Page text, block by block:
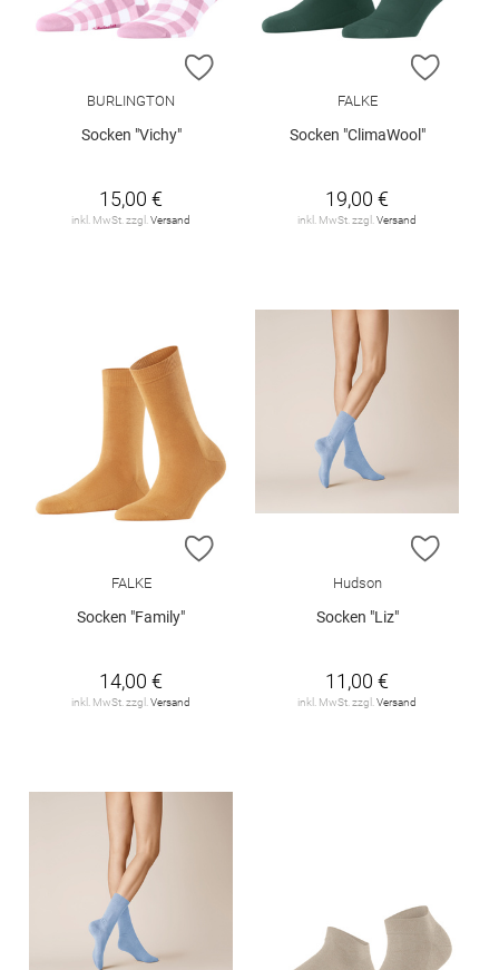
ZUR WUNSCHLISTE HINZUFÜGEN
BURLINGTON
Socken "Vichy"
15,00 €
inkl. MwSt. zzgl. Versand
ZUR
FALKE
Socken "ClimaWool"
19,00 €
inkl. MwSt. zzgl. Versand
ZUR WUNSCHLISTE HINZUFÜGEN
FALKE
Socken "Family"
14,00 €
inkl. MwSt. zzgl. Versand
ZUR
Hudson
Socken "Liz"
11,00 €
inkl. MwSt. zzgl. Versand